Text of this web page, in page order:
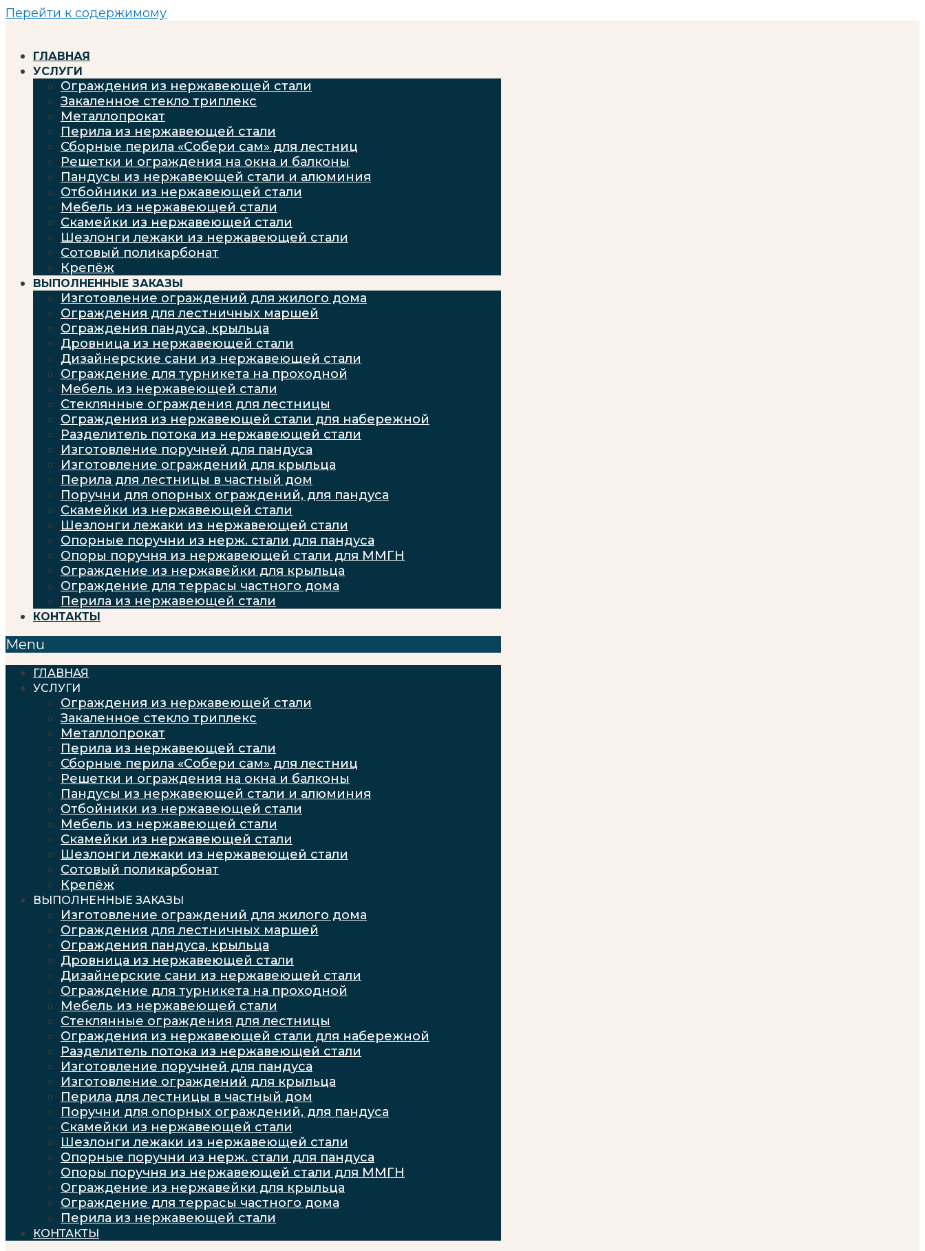
Перейти к содержимому
ГЛАВНАЯ
УСЛУГИ
Ограждения из нержавеющей стали
Закаленное стекло триплекс
Металлопрокат
Перила из нержавеющей стали
Сборные перила «Собери сам» для лестниц
Решетки и ограждения на окна и балконы
Пандусы из нержавеющей стали и алюминия
Отбойники из нержавеющей стали
Мебель из нержавеющей стали
Скамейки из нержавеющей стали
Шезлонги лежаки из нержавеющей стали
Сотовый поликарбонат
Крепёж
ВЫПОЛНЕННЫЕ ЗАКАЗЫ
Изготовление ограждений для жилого дома
Ограждения для лестничных маршей
Ограждения пандуса, крыльца
Дровница из нержавеющей стали
Дизайнерские сани из нержавеющей стали
Ограждение для турникета на проходной
Мебель из нержавеющей стали
Стеклянные ограждения для лестницы
Ограждения из нержавеющей стали для набережной
Разделитель потока из нержавеющей стали
Изготовление поручней для пандуса
Изготовление ограждений для крыльца
Перила для лестницы в частный дом
Поручни для опорных ограждений, для пандуса
Скамейки из нержавеющей стали
Шезлонги лежаки из нержавеющей стали
Опорные поручни из нерж. стали для пандуса
Опоры поручня из нержавеющей стали для ММГН
Ограждение из нержавейки для крыльца
Ограждение для террасы частного дома
Перила из нержавеющей стали
КОНТАКТЫ
Menu
ГЛАВНАЯ
УСЛУГИ
Ограждения из нержавеющей стали
Закаленное стекло триплекс
Металлопрокат
Перила из нержавеющей стали
Сборные перила «Собери сам» для лестниц
Решетки и ограждения на окна и балконы
Пандусы из нержавеющей стали и алюминия
Отбойники из нержавеющей стали
Мебель из нержавеющей стали
Скамейки из нержавеющей стали
Шезлонги лежаки из нержавеющей стали
Сотовый поликарбонат
Крепёж
ВЫПОЛНЕННЫЕ ЗАКАЗЫ
Изготовление ограждений для жилого дома
Ограждения для лестничных маршей
Ограждения пандуса, крыльца
Дровница из нержавеющей стали
Дизайнерские сани из нержавеющей стали
Ограждение для турникета на проходной
Мебель из нержавеющей стали
Стеклянные ограждения для лестницы
Ограждения из нержавеющей стали для набережной
Разделитель потока из нержавеющей стали
Изготовление поручней для пандуса
Изготовление ограждений для крыльца
Перила для лестницы в частный дом
Поручни для опорных ограждений, для пандуса
Скамейки из нержавеющей стали
Шезлонги лежаки из нержавеющей стали
Опорные поручни из нерж. стали для пандуса
Опоры поручня из нержавеющей стали для ММГН
Ограждение из нержавейки для крыльца
Ограждение для террасы частного дома
Перила из нержавеющей стали
КОНТАКТЫ